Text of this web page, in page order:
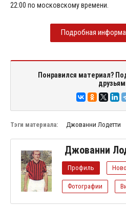
22:00 по московскому времени.
Подробная
Понравился материал?
Тэги материала: Джованни Лодетти
Джованни
Профиль
Фотографии